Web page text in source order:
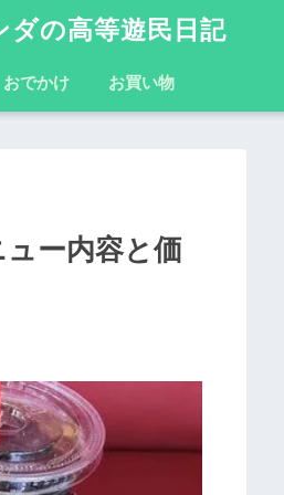
ダの高等遊民日記
おでかけ お買い物
ー内容と価